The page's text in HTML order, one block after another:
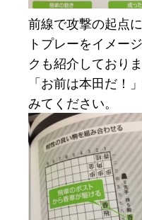
前線で攻撃の起点
トプレーをイメー
クも紹介しており
「お前は本田だ！
みてください。